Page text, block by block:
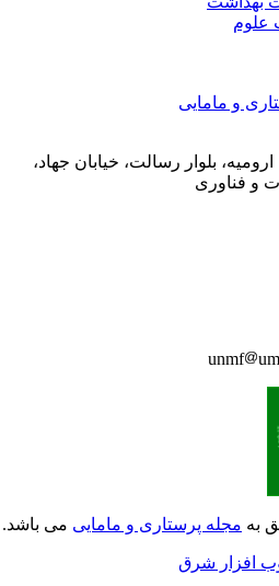
و مامایی
بلوار رسالت، خیابان جهاد،
فناوری
unmf
بهمجله پرستاری و ماماییمی باشد.
افزار شرق